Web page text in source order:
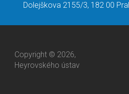
Dolejškova 2155/3, 182 00
Copyright © 2026,
Heyrovského ústav